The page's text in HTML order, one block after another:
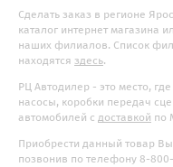
Сделать заказ в регионе
каталог интернет магазина
наших филиалов. Список
находятся здесь.
РЦ Автодилер - это место,
насосы, коробки передач
автомобилей с доставкой по
Приобрести данный товар
позвонив по телефону 8-